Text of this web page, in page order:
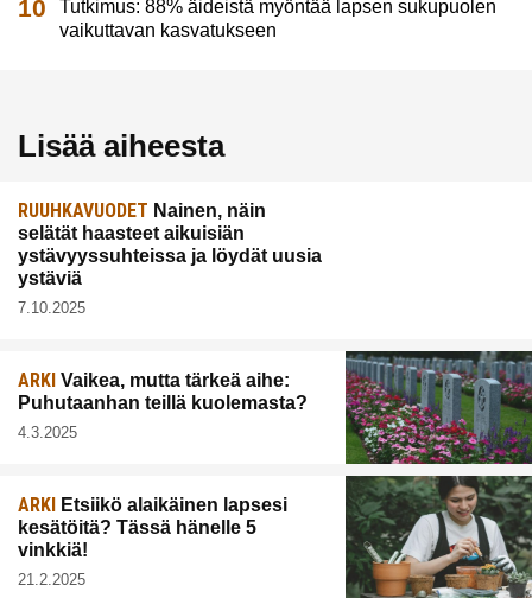
Tutkimus: 88% äideistä myöntää lapsen sukupuolen
vaikuttavan kasvatukseen
Lisää aiheesta
RUUHKAVUODET Nainen, näin
selätät haasteet aikuisiän
ystävyyssuhteissa ja löydät uusia
ystäviä
7.10.2025
ARKI Vaikea, mutta tärkeä aihe:
Puhutaanhan teillä kuolemasta?
4.3.2025
ARKI
Etsiikö alaikäinen lapsesi
kesätöitä? Tässä hänelle 5
vinkkiä!
21.2.2025